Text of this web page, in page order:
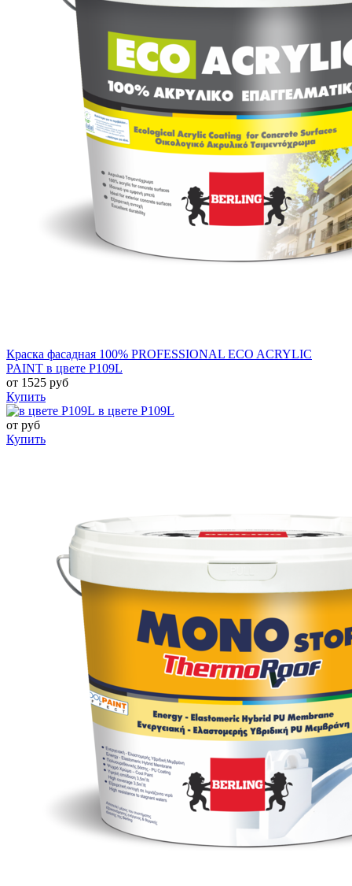
Краска фасадная 100% PROFESSIONAL ECO ACRYLIC
PAINT в цвете P109L
от 1525 руб
Купить
в цвете P109L
от руб
Купить